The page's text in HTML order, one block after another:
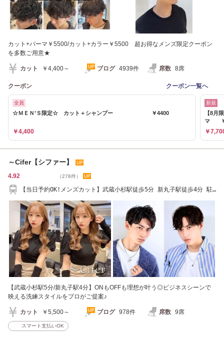
カット+パーマ￥5500/カット+カラー￥5500 超お得なメンズ限定クーポン
を多数ご用意★
カット ￥4,400～ ブログ 4939件 席数 8席
クーポン クーポン一覧へ
全員
☆ＭＥＮ’Ｓ限定☆ カット＋シャンプー ￥4400
￥4,400
新規
【8月
マ ￥
￥
～Cifer【シファー】
4.92 （278件）
【当日予約OK!メンズカット】武蔵小杉駅徒歩5分 新丸子駅徒歩4分 駐
【武蔵小杉駅5分/新丸子駅4分】ONもOFFも理想が叶う◎ビジネスシーンで
映える洗練スタイルをプロがご提案♪
カット ￥5,500～ ブログ 978件 席数 9席
スマート支払いOK